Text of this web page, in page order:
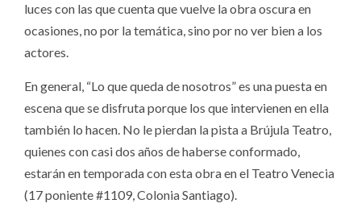
luces con las que cuenta que vuelve la obra oscura en
ocasiones, no por la temática, sino por no ver bien a los
actores.
En general, “Lo que queda de nosotros” es una puesta en
escena que se disfruta porque los que intervienen en ella
también lo hacen. No le pierdan la pista a Brújula Teatro,
quienes con casi dos años de haberse conformado,
estarán en temporada con esta obra en el Teatro Venecia
(17 poniente #1109, Colonia Santiago).